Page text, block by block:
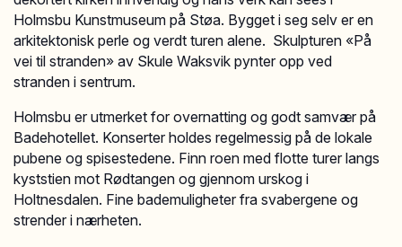
Holmsbu Kunstmuseum på Støa. Bygget i seg selv er en
arkitektonisk perle og verdt turen alene. Skulpturen «På
vei til stranden» av Skule Waksvik pynter opp ved
stranden i sentrum.
Holmsbu er utmerket for overnatting og godt samvær på
Badehotellet. Konserter holdes regelmessig på de lokale
pubene og spisestedene. Finn roen med flotte turer langs
kyststien mot Rødtangen og gjennom urskog i
Holtnesdalen. Fine bademuligheter fra svabergene og
strender i nærheten.